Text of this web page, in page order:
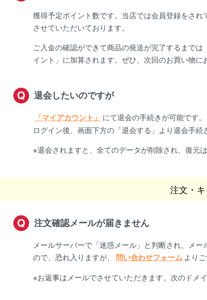
獲得予定ポイント数です。当店では会員登録をさ
させていただいております。
ご入金の確認ができて商品の発送が完了するまで
イント」に加算されます。ぜひ、次回のお買い物に
退会したいのですが
「マイアカウント」 にて退会の手続きが可能です
ログイン後、画面下方の「退会する」より退会手続
※退会されますと、全てのデータが削除され、復元
注文・
注文確認メールが届きません
メールサーバーで「迷惑メール」と判断され、メ
ので、恐れ入りますが、
問い合わせフォーム より
※お返事はメールでさせていただきます。次のドメ